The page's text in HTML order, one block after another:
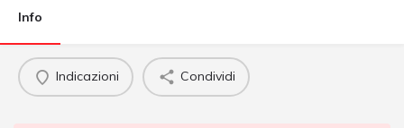
Info
Indicazioni Condividi